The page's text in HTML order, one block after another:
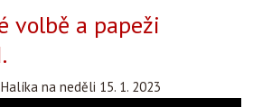
volbě a papeži
na neděli 15. 1. 2023